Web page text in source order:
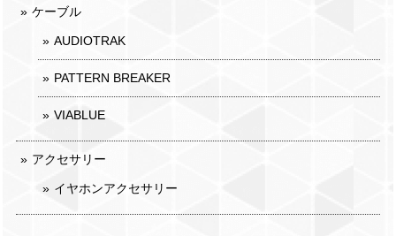
ケーブル
AUDIOTRAK
PATTERN BREAKER
VIABLUE
アクセサリー
イヤホンアクセサリー